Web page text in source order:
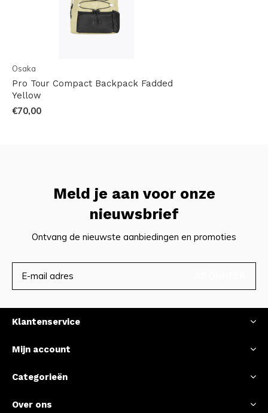
Osaka
Pro Tour Compact Backpack Fadded
Yellow
€70,00
Meld je aan voor onze
nieuwsbrief
Ontvang de nieuwste aanbiedingen en promoties
Klantenservice
Mijn account
Categorieën
Over ons